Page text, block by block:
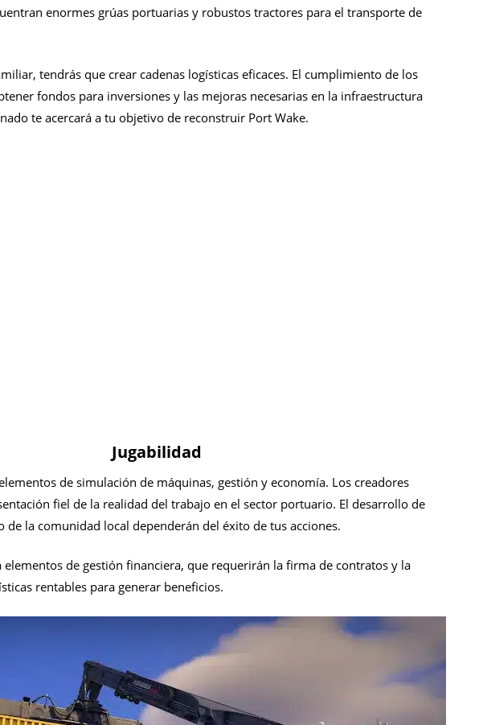
enormes grúas portuarias y robustos tractores para el transporte de
tendrás que crear cadenas logísticas eficaces. El cumplimiento de los
fondos para inversiones y las mejoras necesarias en la infraestructura
te acercará a tu objetivo de reconstruir Port Wake.
Jugabilidad
de simulación de máquinas, gestión y economía. Los creadores
fiel de la realidad del trabajo en el sector portuario. El desarrollo de
de la comunidad local dependerán del éxito de tus acciones.
de gestión financiera, que requerirán la firma de contratos y la
rentables para generar beneficios.